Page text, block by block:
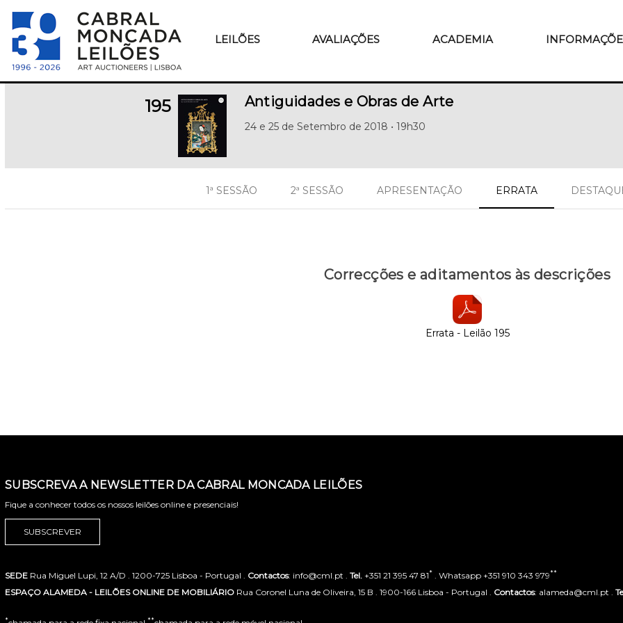
LEILÕES AVALIAÇÕES ACADEMIA
195 Antiguidades e Obras de Arte
24 e 25 de Setembro de 2018 • 19h30
1ª SESSÃO 2ª SESSÃO APRESENTAÇÃO ERRATA
Correcções e aditamentos às descrições
Errata - Leilão 195
SUBSCREVA A NEWSLETTER DA CABRAL MONCADA LEILÕES
Fique a conhecer todos os nossos leilões online e presenciais!
SUBSCREVER
SEDE Rua Miguel Lupi, 12 A/D . 1200-725 Lisboa - Portugal . Contactos: info@cml.pt . Tel. +351 21 395 47 81* . Whatsapp +351 910 343 979**
ESPAÇO ALAMEDA - LEILÕES ONLINE DE MOBILIÁRIO Rua Coronel Luna de Oliveira, 15 B . 1900-166 Lisboa - Portugal . Contactos: alameda@cml.pt .
* **